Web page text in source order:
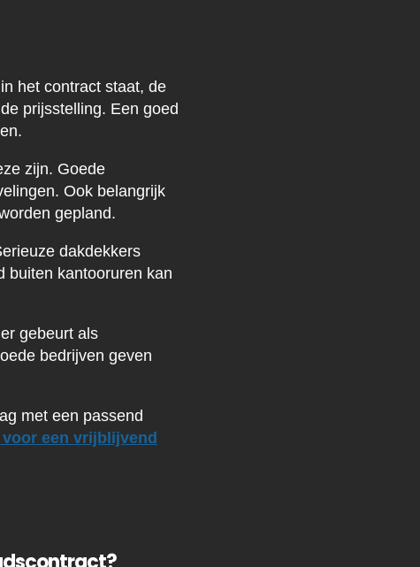
het contract staat, de
prijsstelling. Een goed
zijn. Goede
Ook belangrijk
gepland.
dakdekkers
buiten kantooruren kan
gebeurt als
bedrijven geven
met een passend
een vrijblijvend